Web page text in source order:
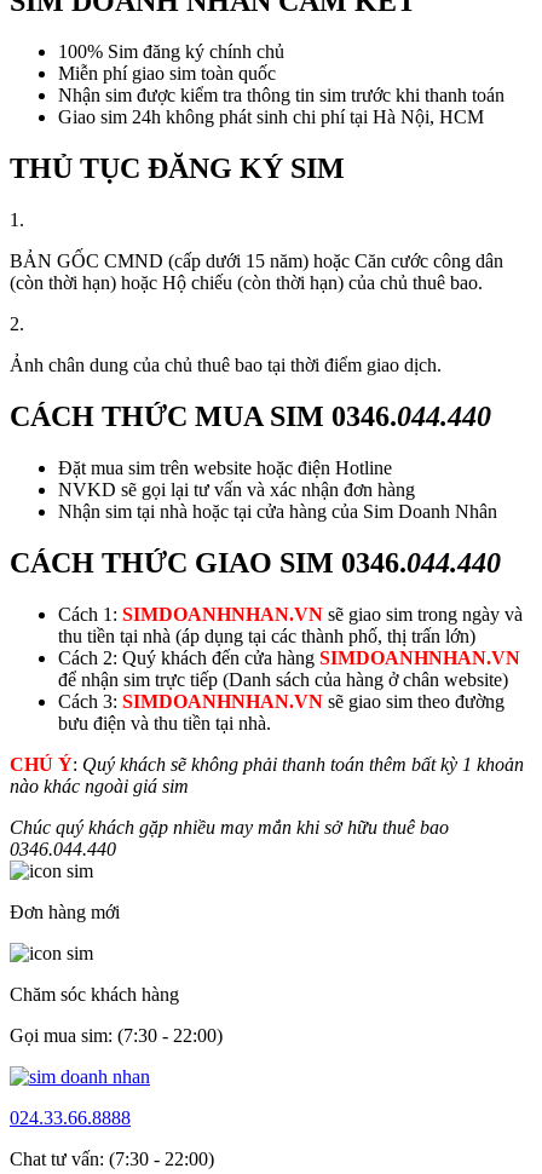
100% Sim đăng ký chính chủ
Miễn phí giao sim toàn quốc
Nhận sim được kiểm tra thông tin sim trước khi thanh toán
Giao sim 24h không phát sinh chi phí tại Hà Nội, HCM
THỦ TỤC ĐĂNG KÝ SIM
1.
BẢN GỐC CMND (cấp dưới 15 năm) hoặc Căn cước công dân
(còn thời hạn) hoặc Hộ chiếu (còn thời hạn) của chủ thuê bao.
2.
Ảnh chân dung của chủ thuê bao tại thời điểm giao dịch.
CÁCH THỨC MUA SIM 0346.044.440
Đặt mua sim trên website hoặc điện Hotline
NVKD sẽ gọi lại tư vấn và xác nhận đơn hàng
Nhận sim tại nhà hoặc tại cửa hàng của Sim Doanh Nhân
CÁCH THỨC GIAO SIM 0346.044.440
Cách 1: SIMDOANHNHAN.VN sẽ giao sim trong ngày và
thu tiền tại nhà (áp dụng tại các thành phố, thị trấn lớn)
Cách 2: Quý khách đến cửa hàng SIMDOANHNHAN.VN
để nhận sim trực tiếp (Danh sách của hàng ở chân website)
Cách 3: SIMDOANHNHAN.VN sẽ giao sim theo đường
bưu điện và thu tiền tại nhà.
CHÚ Ý: Quý khách sẽ không phải thanh toán thêm bất kỳ 1 khoản
nào khác ngoài giá sim
Chúc quý khách gặp nhiều may mắn khi sở hữu thuê bao
0346.044.440
Đơn hàng mới
Chăm sóc khách hàng
Gọi mua sim: (7:30 - 22:00)
024.33.66.8888
Chat tư vấn: (7:30 - 22:00)